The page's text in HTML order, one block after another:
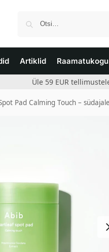
Artiklid Raamatukogu
Üle 59 EUR
Pad Calming Touch –